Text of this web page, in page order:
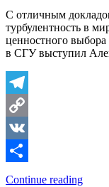
С отличным
турбулентность в
ценностного
в СГУ выступил
Telegram
Copy
Link
VK
Отправить
Continue reading